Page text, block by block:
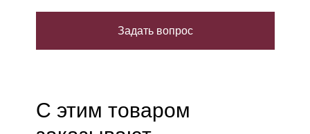
Задать вопрос
С этим товаром